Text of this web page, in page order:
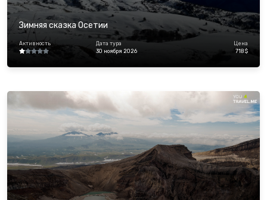
Зимняя сказка Осетии
Активность
Дата тура
30 ноября 2026
Цена
718 $